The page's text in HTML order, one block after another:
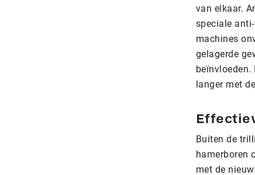
van elkaar.
speciale
machines
gelagerde
langer met
Buiten de
hamerboren
met de